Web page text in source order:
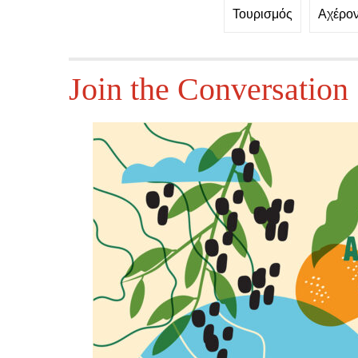
Τουρισμός
Join the Conversation